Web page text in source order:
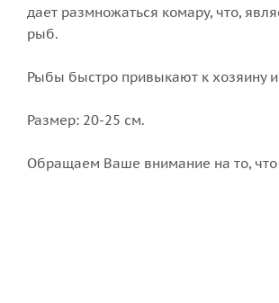
дает размножаться комару, что,
рыб.
Рыбы быстро привыкают к хозяину и
Размер: 20-25 см.
Обращаем Ваше внимание на то, что